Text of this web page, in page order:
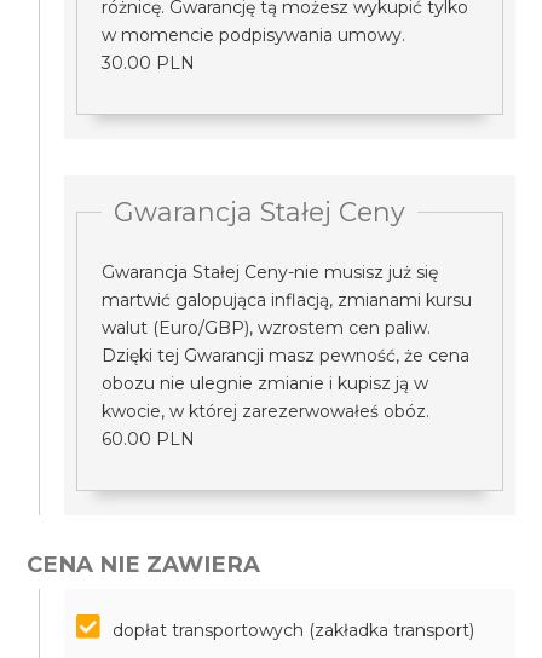
różnicę. Gwarancję tą możesz wykupić tylko
w momencie podpisywania umowy.
30.00 PLN
Gwarancja Stałej Ceny
Gwarancja Stałej Ceny-nie musisz już się
martwić galopująca inflacją, zmianami kursu
walut (Euro/GBP), wzrostem cen paliw.
Dzięki tej Gwarancji masz pewność, że cena
obozu nie ulegnie zmianie i kupisz ją w
kwocie, w której zarezerwowałeś obóz.
60.00 PLN
CENA NIE ZAWIERA
dopłat transportowych (zakładka transport)